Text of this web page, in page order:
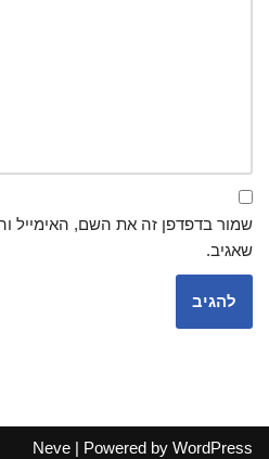
שמור בדפדפן זה את השם, האימייל
שאגיב.
Neve | Powered by WordPress